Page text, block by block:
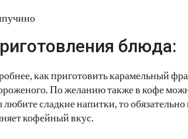
блюда:
как приготовить карамельный
По желанию также в кофе
сладкие напитки, то
кофейный вкус.